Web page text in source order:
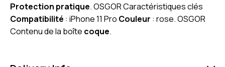
Protection pratique. OSGOR Caractéristiques clés
Compatibilité : iPhone 11 Pro Couleur : rose. OSGOR
Contenu de la boîte coque.